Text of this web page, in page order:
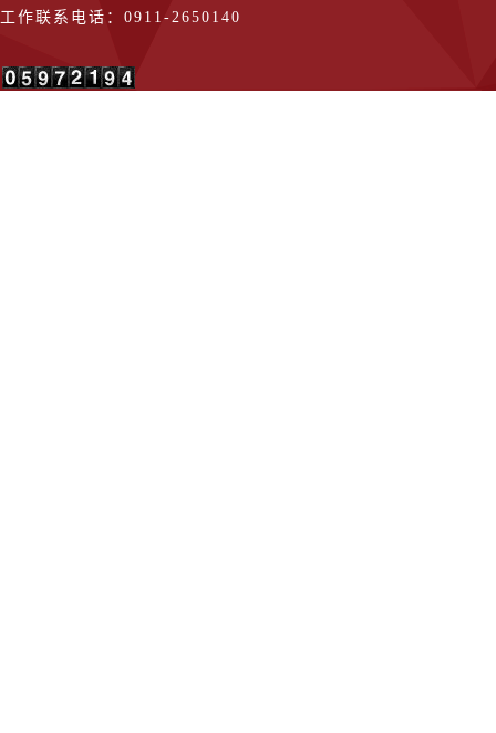
工作联系电话：0911-2650140